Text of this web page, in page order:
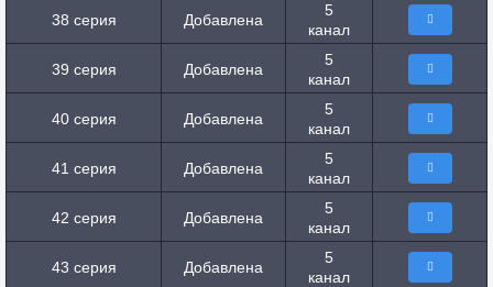
38 серия Добавлена
5
канал
39 серия Добавлена
5
канал
40 серия Добавлена
5
канал
41 серия Добавлена
5
канал
42 серия Добавлена
5
канал
43 серия Добавлена
5
канал